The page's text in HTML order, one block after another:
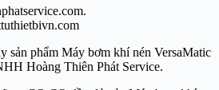
sản phẩm Máy bơm khí nén VersaMatic
Hoàng Thiên Phát Service.